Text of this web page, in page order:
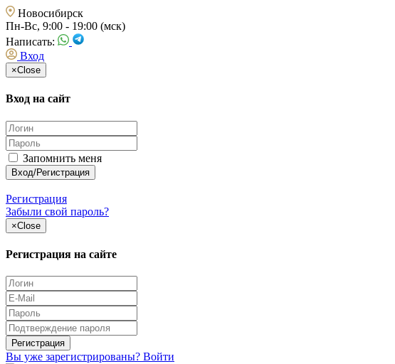
Новосибирск
Пн-Вс, 9:00 - 19:00 (мск)
Написать:
Вход
×Close
Вход на сайт
Запомнить меня
Регистрация
Забыли свой пароль?
×Close
Регистрация на сайте
Вы уже зарегистрированы? Войти